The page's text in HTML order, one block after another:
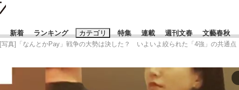
新着 ランキング カテゴリ 特集 連載 週刊文春 文藝春秋
[写真]「なんとかPay」戦争の大勢は決した？ いよいよ絞られた「4強」の共通点